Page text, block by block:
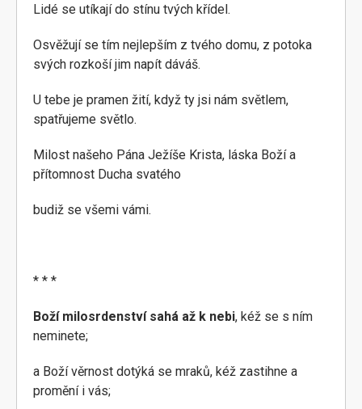
Lidé se utíkají do stínu tvých křídel.
Osvěžují se tím nejlepším z tvého domu, z potoka
svých rozkoší jim napít dáváš.
U tebe je pramen žití, když ty jsi nám světlem,
spatřujeme světlo.
Milost našeho Pána Ježíše Krista, láska Boží a
přítomnost Ducha svatého
budiž se všemi vámi.
* * *
Boží milosrdenství sahá až k nebi, kéž se s ním
neminete;
a Boží věrnost dotýká se mraků, kéž zastihne a
promění i vás;